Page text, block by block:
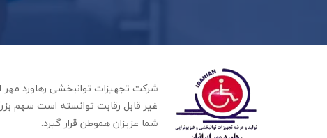
غیر قابل رقابت توانسته است سهم
شما عزیزان هموطن قرار گیرد​​​​​​​.